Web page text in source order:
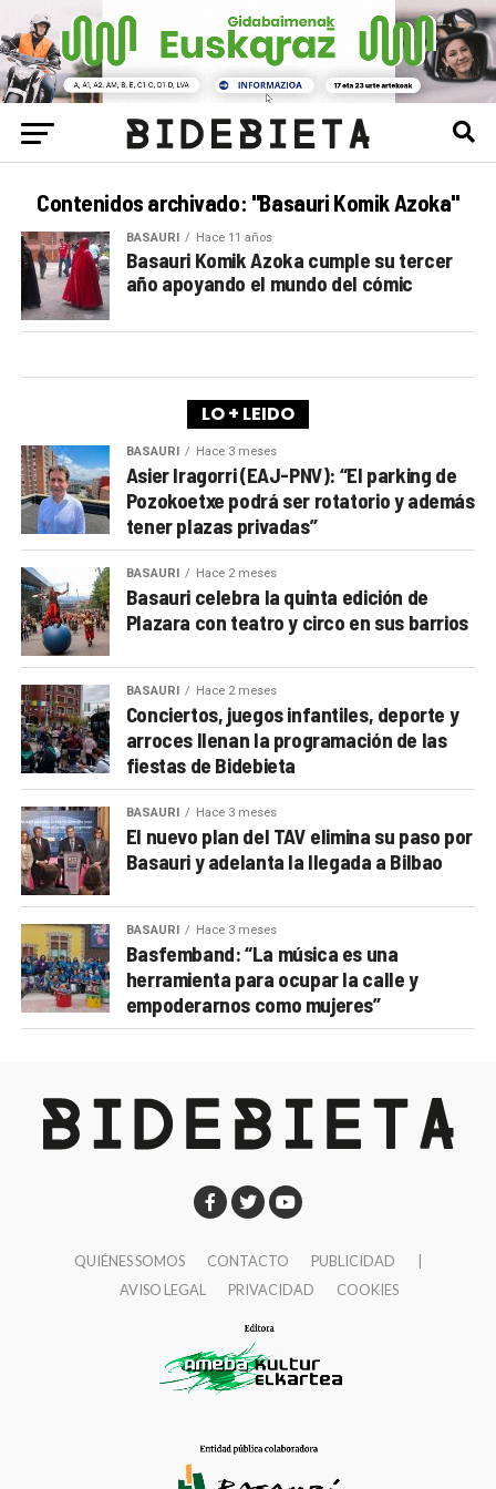
Contenidos archivado: "Basauri Komik Azoka"
BASAURI Hace 11 años
Basauri Komik Azoka cumple su tercer
año apoyando el mundo del cómic
LO + LEIDO
BASAURI Hace 3 meses
Asier Iragorri (EAJ-PNV): “El parking de
Pozokoetxe podrá ser rotatorio y además
tener plazas privadas”
BASAURI Hace 2 meses
Basauri celebra la quinta edición de
Plazara con teatro y circo en sus barrios
BASAURI Hace 2 meses
Conciertos, juegos infantiles, deporte y
arroces llenan la programación de las
fiestas de Bidebieta
BASAURI Hace 3 meses
El nuevo plan del TAV elimina su paso por
Basauri y adelanta la llegada a Bilbao
BASAURI Hace 3 meses
Basfemband: “La música es una
herramienta para ocupar la calle y
empoderarnos como mujeres”
QUIÉNES SOMOS CONTACTO PUBLICIDAD
AVISO LEGAL
PRIVACIDAD COOKIES